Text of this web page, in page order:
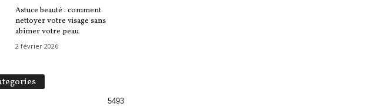
Astuce beauté : comment
nettoyer votre visage sans
abîmer votre peau
2 février 2026
5493